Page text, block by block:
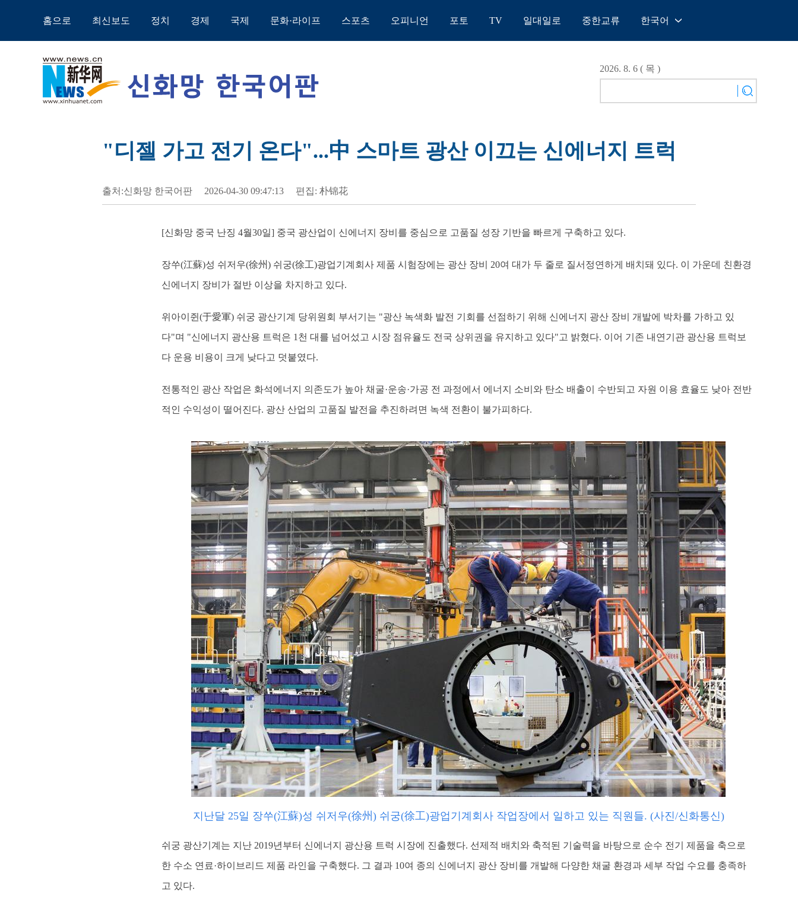
홈으로 최신보도 정치 경제 국제 문화·라이프 스포츠 오피니언 포토 TV 일대일로 중한교류 한국어
English
Español
日本語
2026. 8. 6 ( 목 )
"디젤 가고 전기 온다"...中 스마트 광산 이끄는 신에너지 트럭
출처:신화망 한국어판 2026-04-30 09:47:13 편집: 朴锦花
[신화망 중국 난징 4월30일] 중국 광산업이 신에너지 장비를 중심으로 고품질 성장 기반을 빠르게 구축하고 있다.
장쑤(江蘇)성 쉬저우(徐州) 쉬궁(徐工)광업기계회사 제품 시험장에는 광산 장비 20여 대가 두 줄로 질서정연하게 배치돼 있다. 이 가운데 친환경
신에너지 장비가 절반 이상을 차지하고 있다.
위아이쥔(于愛軍) 쉬궁 광산기계 당위원회 부서기는 "광산 녹색화 발전 기회를 선점하기 위해 신에너지 광산 장비 개발에 박차를 가하고 있
다"며 "신에너지 광산용 트럭은 1천 대를 넘어섰고 시장 점유율도 전국 상위권을 유지하고 있다"고 밝혔다. 이어 기존 내연기관 광산용 트럭보
다 운용 비용이 크게 낮다고 덧붙였다.
전통적인 광산 작업은 화석에너지 의존도가 높아 채굴·운송·가공 전 과정에서 에너지 소비와 탄소 배출이 수반되고 자원 이용 효율도 낮아 전반
적인 수익성이 떨어진다. 광산 산업의 고품질 발전을 추진하려면 녹색 전환이 불가피하다.
지난달 25일 장쑤(江蘇)성 쉬저우(徐州) 쉬궁(徐工)광업기계회사 작업장에서 일하고 있는 직원들. (사진/신화통신)
쉬궁 광산기계는 지난 2019년부터 신에너지 광산용 트럭 시장에 진출했다. 선제적 배치와 축적된 기술력을 바탕으로 순수 전기 제품을 축으로
한 수소 연료·하이브리드 제품 라인을 구축했다. 그 결과 10여 종의 신에너지 광산 장비를 개발해 다양한 채굴 환경과 세부 작업 수요를 충족하
고 있다.